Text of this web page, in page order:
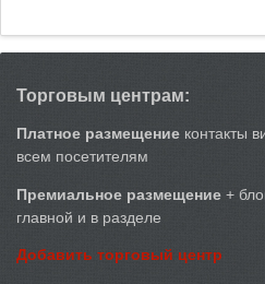
Торговым центрам:
Платное размещение контакты
всем посетителям
Премиальное размещение +
главной и в разделе
Добавить торговый центр